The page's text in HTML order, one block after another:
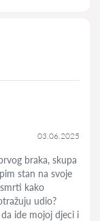
03.06.2025
braka, skupa
stan na svoje
kako
udio?
ide mojoj djeci i